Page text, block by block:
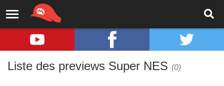
Liste des previews Super NES (0)